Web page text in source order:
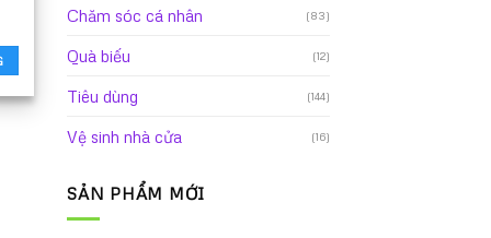
Chăm sóc cá nhân (83)
Quà biếu (12)
Tiêu dùng (144)
Vệ sinh nhà cửa (16)
SẢN PHẨM MỚI